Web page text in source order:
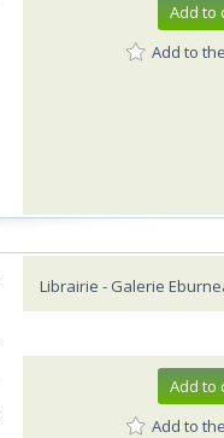
Add to
Add to
Librairie - Galerie
Add to
Add to